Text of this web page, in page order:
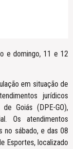
e domingo, 11 e 12
em situação de
jurídicos
Goiás (DPE-GO),
Os atendimentos
no sábado, e das 08
Esportes, localizado